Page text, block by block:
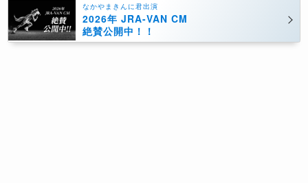
なかやまきんに君出演
2026年 JRA-VAN CM
絶賛公開中！！